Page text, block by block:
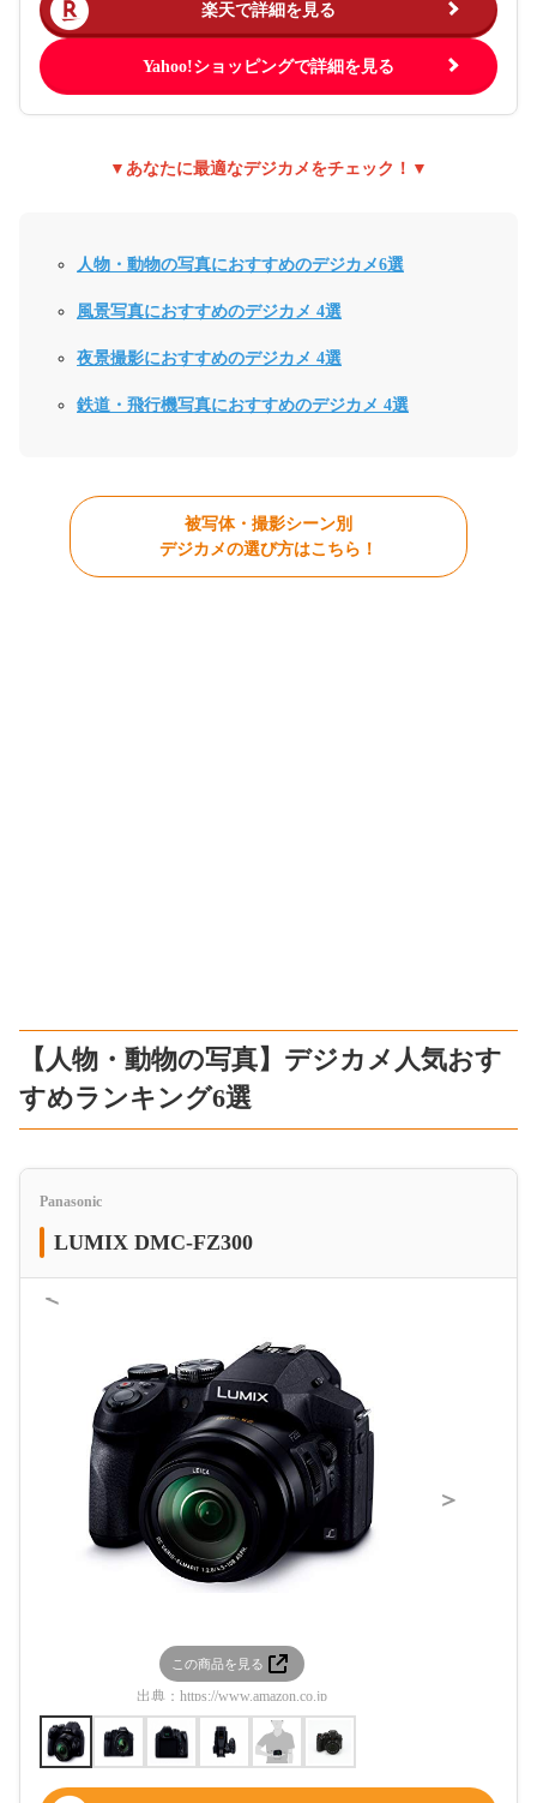
楽天で詳細を見る
Yahoo!ショッピングで詳細を見る
▼あなたに最適なデジカメをチェック！▼
人物・動物の写真におすすめのデジカメ6選
風景写真におすすめのデジカメ 4選
夜景撮影におすすめのデジカメ 4選
鉄道・飛行機写真におすすめのデジカメ 4選
被写体・撮影シーン別
デジカメの選び方はこちら！
【人物・動物の写真】デジカメ人気おす
すめランキング6選
Panasonic
LUMIX DMC-FZ300
＜
この商品を見る
出典： https://www.amazon.co.jp
＞